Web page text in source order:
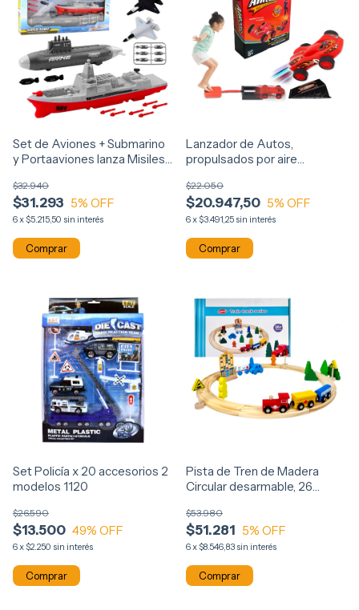
Set de Aviones + Submarino
y Portaaviones lanza Misiles
$31.293
$32.940
5% OFF
6x$5.215,50 sin interés
Lanzador de Autos,
propulsados por aire
$20.947,50
$22.050
5% OFF
6x$3.491,25 sin interés
Comprar
Set Policía x 20 accesorios 2
modelos 1120
$13.500
$26.590
49% OFF
6x$2.250 sin interés
Comprar
Pista de Tren de Madera
Circular desarmable, 26
$51.281
$53.980
5% OFF
6x$8.546,83 sin interés